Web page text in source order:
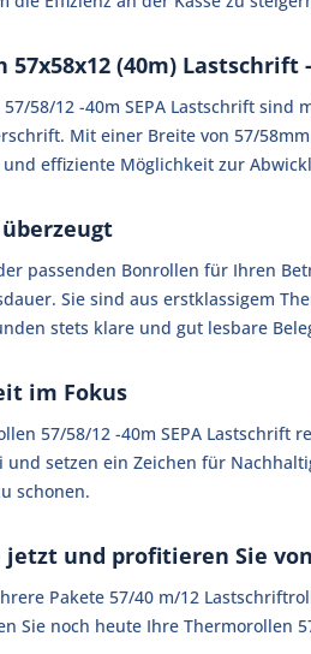
(40m) Lastschrift
58/12 -40m SEPA Lastschrift
Mit einer Breite von 57/
effiziente Möglichkeit zur
passenden Bonrollen für Ihren
Sie sind aus erstklassigem
stets klare und gut lesbare
im Fokus
57/58/12 -40m SEPA Lastschrift
und setzen ein Zeichen für
schonen.
jetzt und profitieren Sie
Pakete 57/40 m/12
Sie noch heute Ihre Thermorollen